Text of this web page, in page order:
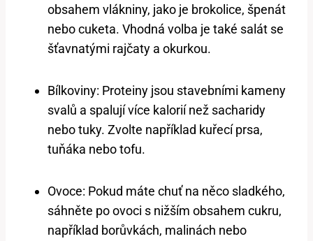
obsahem vlákniny, jako je brokolice, špenát
nebo cuketa. Vhodná volba je také salát se
šťavnatými rajčaty a okurkou.
Bílkoviny: Proteiny jsou stavebními kameny
svalů a spalují více kalorií než sacharidy
nebo tuky. Zvolte například kuřecí prsa,
tuňáka nebo tofu.
Ovoce: Pokud máte chuť na něco sladkého,
sáhněte po ovoci s nižším obsahem cukru,
například borůvkách, malinách nebo